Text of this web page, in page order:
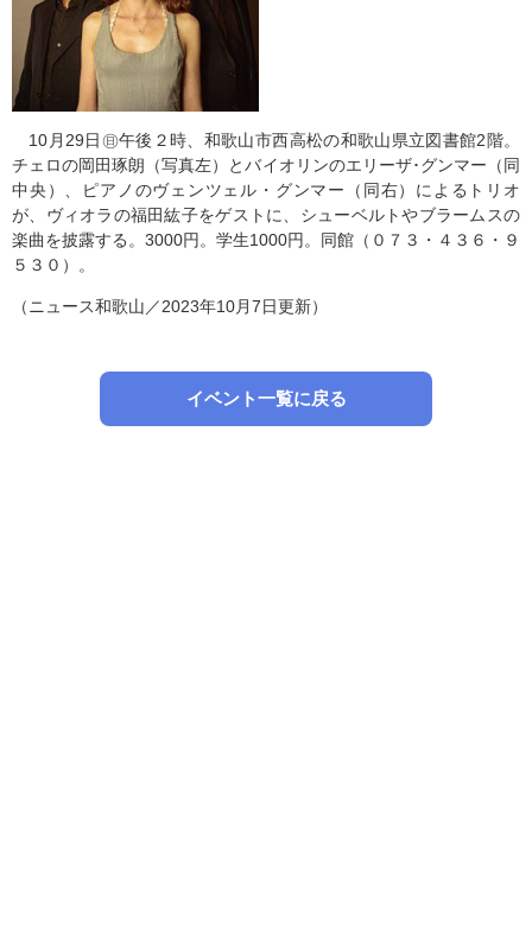
10月29日㊐午後２時、和歌山市西高松の和歌山県立図書館2階。
チェロの岡田琢朗（写真左）とバイオリンのエリーザ･グンマー（同
中央）、ピアノのヴェンツェル・グンマー（同右）によるトリオ
が、ヴィオラの福田紘子をゲストに、シューベルトやブラームスの
楽曲を披露する。3000円。学生1000円。同館（０７３・４３６・９
５３０）。
（ニュース和歌山／2023年10月7日更新）
イベント一覧に戻る